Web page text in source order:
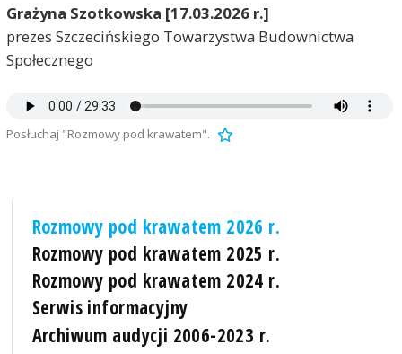
Grażyna Szotkowska [17.03.2026 r.]
prezes Szczecińskiego Towarzystwa Budownictwa
Społecznego
Posłuchaj "Rozmowy pod krawatem".
Rozmowy pod krawatem 2026 r.
Rozmowy pod krawatem 2025 r.
Rozmowy pod krawatem 2024 r.
Serwis informacyjny
Archiwum audycji 2006-2023 r.